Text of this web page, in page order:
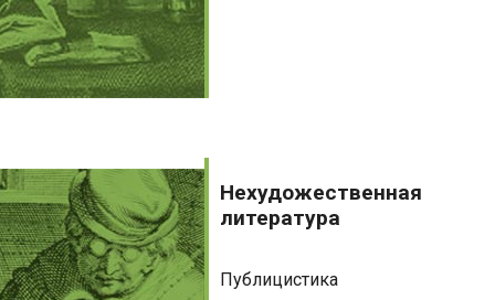
Нехудожественная
литература
Нехудожественная
литература
Публицистика